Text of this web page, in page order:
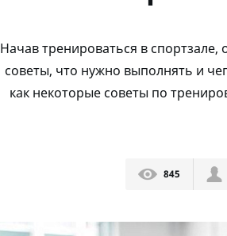
Начав тренироваться в спортзале,
советы, что нужно выполнять и
как некоторые советы по
845